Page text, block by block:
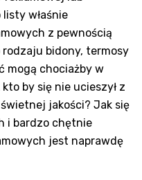
właśnie
z pewnością
bidony, termosy
mogą chociażby w
by się nie ucieszył z
jakości? Jak się
i bardzo chętnie
jest naprawdę